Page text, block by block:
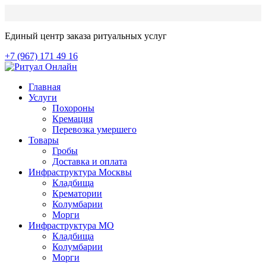
Единый центр заказа ритуальных услуг
+7 (967) 171 49 16
Главная
Услуги
Похороны
Кремация
Перевозка умершего
Товары
Гробы
Доставка и оплата
Инфраструктура Москвы
Кладбища
Крематории
Колумбарии
Морги
Инфраструктура МО
Кладбища
Колумбарии
Морги